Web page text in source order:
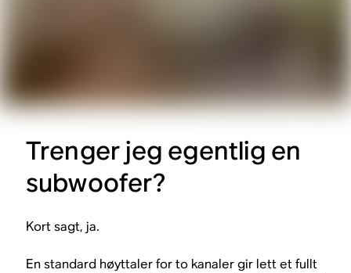
Trenger jeg egentlig en
subwoofer?
Kort sagt, ja.
En standard høyttaler for to kanaler gir lett et fullt